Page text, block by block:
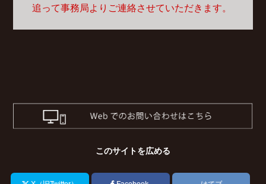
追って事務局よりご連絡させていただきます。
このサイトを広める